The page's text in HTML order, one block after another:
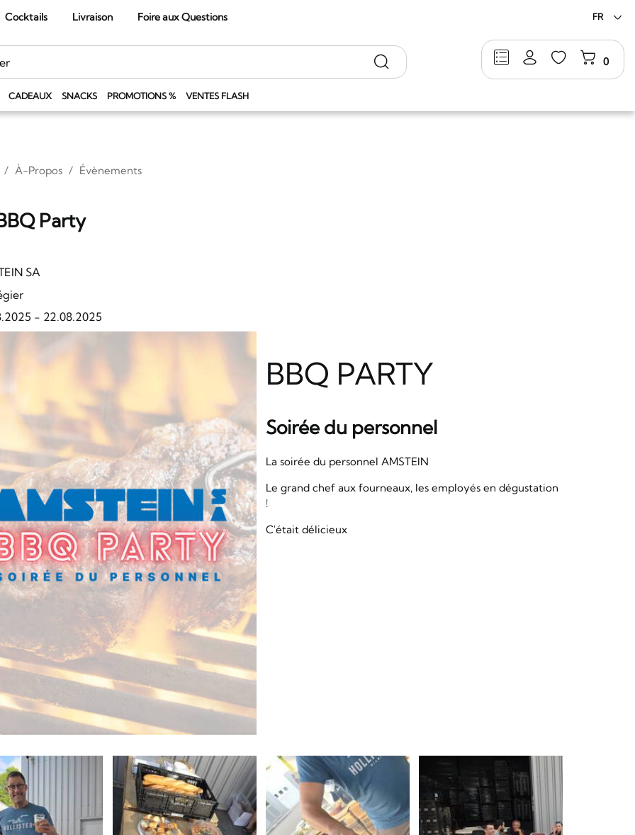
Cocktails Livraison Foire aux Questions FR
CADEAUX SNACKS PROMOTIONS % VENTES FLASH
0
Rechercher
À-Propos Évènements
Party
SA
- 22.08.2025
BBQ PARTY
Soirée du personnel
La soirée du personnel AMSTEIN
Le grand chef aux fourneaux, les employés en dégustation
!
C'était délicieux